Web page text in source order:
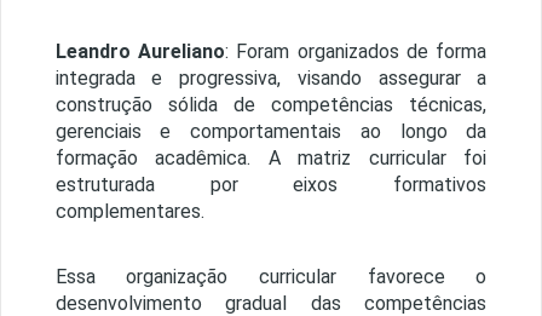
Leandro Aureliano: Foram organizados de forma
integrada e progressiva, visando assegurar a
construção sólida de competências técnicas,
gerenciais e comportamentais ao longo da
formação acadêmica. A matriz curricular foi
estruturada por eixos formativos
complementares.
Essa organização curricular favorece o
desenvolvimento gradual das competências